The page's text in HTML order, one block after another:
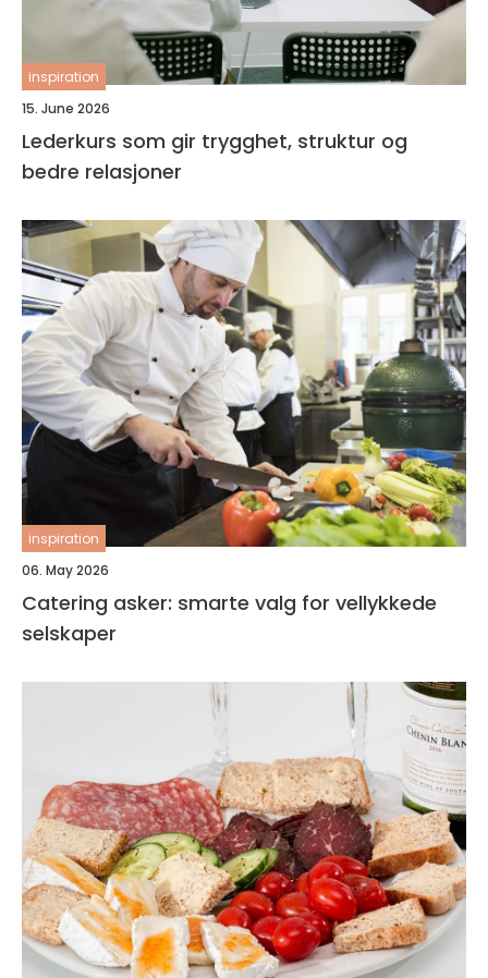
inspiration
15. June 2026
Lederkurs som gir trygghet, struktur og
bedre relasjoner
inspiration
06. May 2026
Catering asker: smarte valg for vellykkede
selskaper